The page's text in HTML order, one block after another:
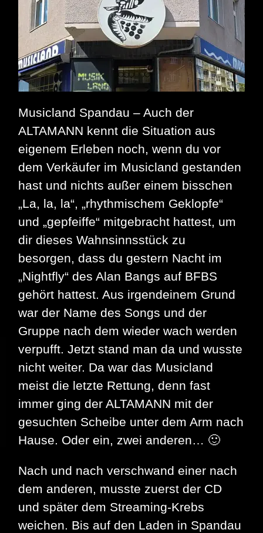
Irgendwie
ein
muss,
nicht
nur
für
Nostalgiker
Musicland Spandau – Auch der
ALTAMANN kennt die Situation aus
eigenem Erleben noch, wenn du vor
dem Verkäufer im Musicland gestanden
hast und nichts außer einem bisschen
„La, la, la“, „rhythmischem Geklopfe“
und „gepfeiffe“ mitgebracht hattest, um
dir dieses Wahnsinnsstück zu
besorgen, dass du gestern Nacht im
„Nightfly“ des Alan Bangs auf BFBS
gehört hattest. Aus irgendeinem Grund
war der Name des Songs und der
Gruppe nach dem wieder wach werden
verpufft. Jetzt stand man da und wusste
nicht weiter. Da war das Musicland
meist die letzte Rettung, denn fast
immer ging der ALTAMANN mit der
gesuchten Scheibe unter dem Arm nach
Hause. Oder ein, zwei anderen… 🙂
Nach und nach verschwand einer nach
dem anderen, musste zuerst der CD
und später dem Streaming-Krebs
weichen. Bis auf den Laden in Spandau